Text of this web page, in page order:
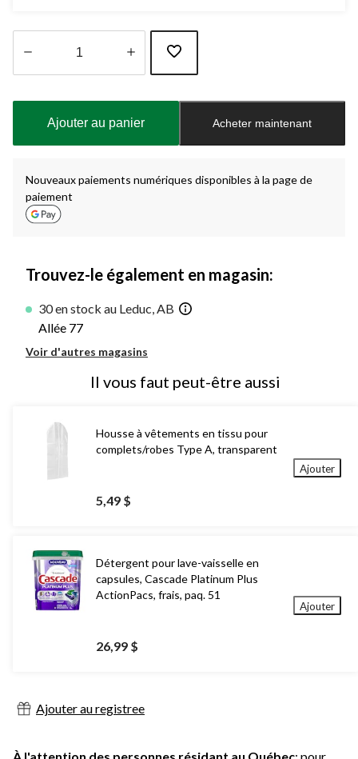
à
Ajouter au panier Acheter maintenant
Nouveaux paiements numériques disponibles à la page de
paiement
Trouvez-le également en magasin:
30 en stock au Leduc, AB
Allée 77
Voir d'autres magasins
Il vous faut peut-être aussi
Housse à vêtements en tissu pour
complets/robes Type A, transparent
5,49 $
Ajouter
Détergent pour lave-vaisselle en
capsules, Cascade Platinum Plus
ActionPacs, frais, paq. 51
26,99 $
Ajouter
Ajouter au registree